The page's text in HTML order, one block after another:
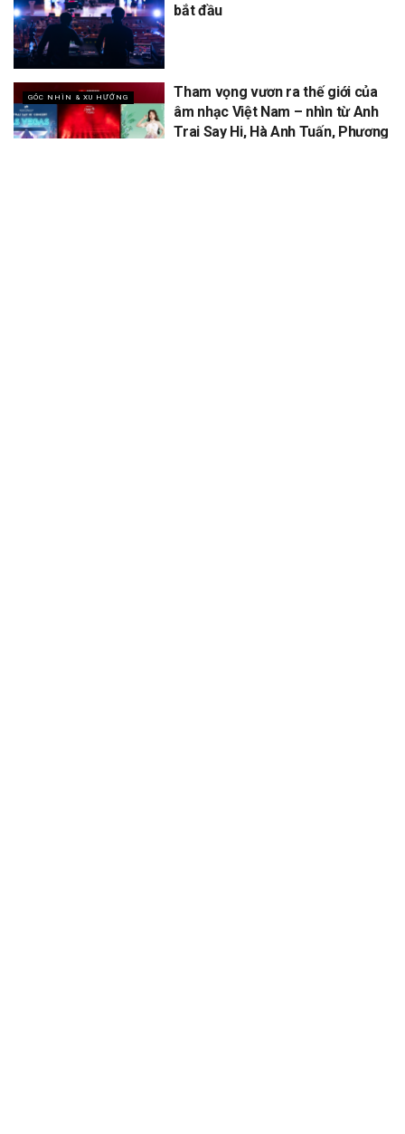
bắt đầu
GÓC NHÌN & XU HƯỚNG
Tham vọng vươn ra thế giới của
âm nhạc Việt Nam – nhìn từ Anh
Trai Say Hi, Hà Anh Tuấn, Phương